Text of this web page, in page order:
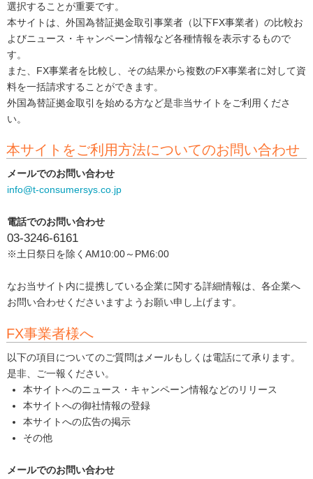
選択することが重要です。
本サイトは、外国為替証拠金取引事業者（以下FX事業者）の比較お
よびニュース・キャンペーン情報など各種情報を表示するもので
す。
また、FX事業者を比較し、その結果から複数のFX事業者に対して資
料を一括請求することができます。
外国為替証拠金取引を始める方など是非当サイトをご利用くださ
い。
本サイトをご利用方法についてのお問い合わせ
メールでのお問い合わせ
info@t-consumersys.co.jp
電話でのお問い合わせ
03-3246-6161
※土日祭日を除くAM10:00～PM6:00
なお当サイト内に提携している企業に関する詳細情報は、各企業へ
お問い合わせくださいますようお願い申し上げます。
FX事業者様へ
以下の項目についてのご質問はメールもしくは電話にて承ります。
是非、ご一報ください。
本サイトへのニュース・キャンペーン情報などのリリース
本サイトへの御社情報の登録
本サイトへの広告の掲示
その他
メールでのお問い合わせ